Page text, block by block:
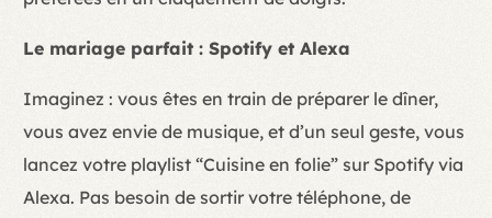
Le mariage parfait : Spotify et Alexa
Imaginez : vous êtes en train de préparer le dîner,
vous avez envie de musique, et d’un seul geste, vous
lancez votre playlist “Cuisine en folie” sur Spotify via
Alexa. Pas besoin de sortir votre téléphone, de